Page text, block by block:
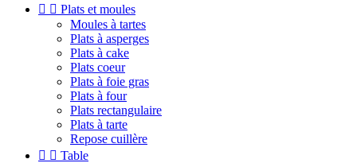
  Plats et moules
Moules à tartes
Plats à asperges
Plats à cake
Plats coeur
Plats à foie gras
Plats à four
Plats rectangulaire
Plats à tarte
Repose cuillère
  Table